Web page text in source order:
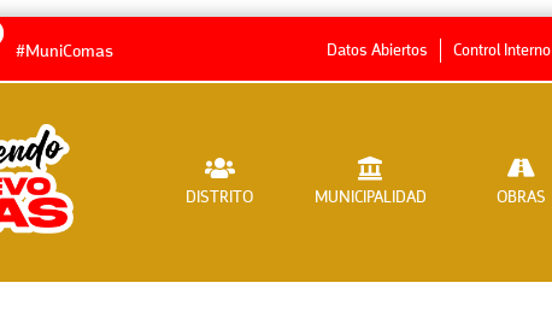
#MuniComas Datos Abiertos Control Interno
DISTRITO MUNICIPALIDAD OBRAS